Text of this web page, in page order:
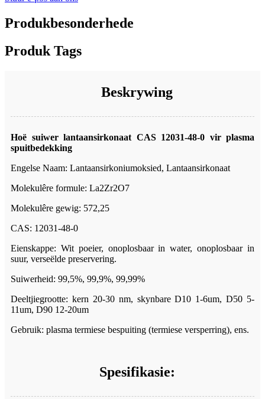
Produkbesonderhede
Produk Tags
Beskrywing
Hoë suiwer lantaansirkonaat CAS 12031-48-0 vir plasma
spuitbedekking
Engelse Naam: Lantaansirkoniumoksied, Lantaansirkonaat
Molekulêre formule: La2Zr2O7
Molekulêre gewig: 572,25
CAS: 12031-48-0
Eienskappe: Wit poeier, onoplosbaar in water, onoplosbaar in
suur, verseëlde preservering.
Suiwerheid: 99,5%, 99,9%, 99,99%
Deeltjiegrootte: kern 20-30 nm, skynbare D10 1-6um, D50 5-
11um, D90 12-20um
Gebruik: plasma termiese bespuiting (termiese versperring), ens.
Spesifikasie: